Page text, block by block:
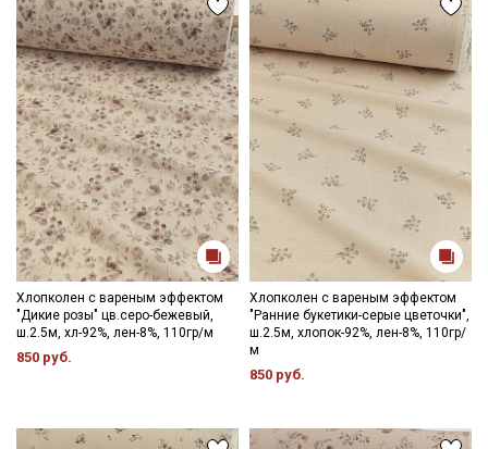
Хлопколен с вареным эффектом
"Дикие розы" цв.серо-бежевый,
ш.2.5м, хл-92%, лен-8%, 110гр/м
850 руб.
Хлопколен с вареным эффектом
"Ранние букетики-серые цветочки",
ш.2.5м, хлопок-92%, лен-8%, 110гр/
м
850 руб.